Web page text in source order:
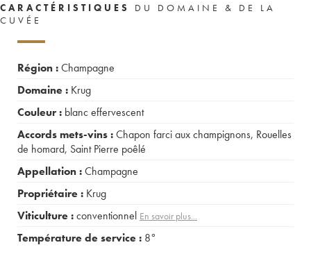
CARACTÉRISTIQUES
DU DOMAINE & DE LA
CUVÉE
Région :Champagne
Domaine : Krug
Couleur : blanc effervescent
Accords mets-vins :Chapon farci aux champignons, Rouelles
de homard, Saint Pierre poêlé
Appellation :Champagne
Propriétaire : Krug
Viticulture :conventionnel En savoir plus...
Température de service : 8°